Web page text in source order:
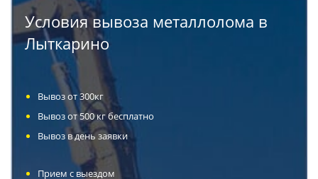
Условия вывоза металлолома в
Лыткарино
Вывоз от 300кг
Вывоз от 500 кг бесплатно
Вывоз в день заявки
Прием с выездом